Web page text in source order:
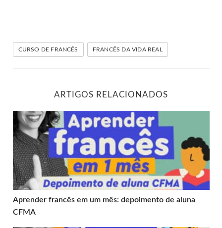
CURSO DE FRANCÊS FRANCÊS DA VIDA REAL
ARTIGOS RELACIONADOS
Aprender francês em um mês: depoimento de aluna
Aprender francês em um mês: depoimento de aluna
CFMA